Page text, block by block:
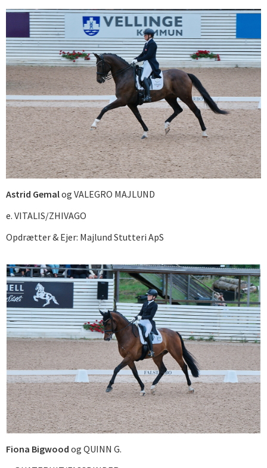
Astrid Gemalog VALEGRO MAJLUND
e. VITALIS/ZHIVAGO
Opdrætter & Ejer: Majlund Stutteri ApS
Fiona Bigwood og QUINN G.